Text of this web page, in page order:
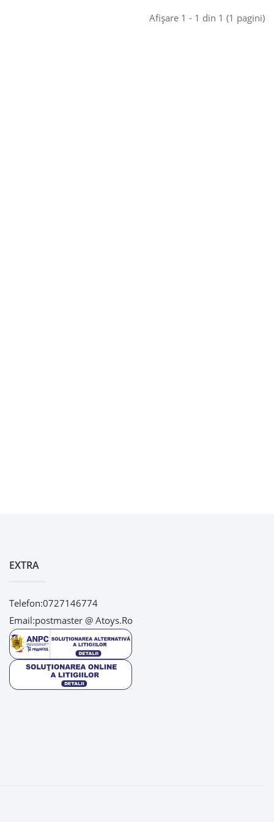
Afişare 1 - 1 din 1 (1 pagini)
EXTRA
Telefon:0727146774
Email:postmaster @ Atoys.ro